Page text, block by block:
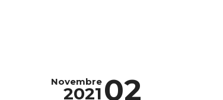
02
Novembre
2021